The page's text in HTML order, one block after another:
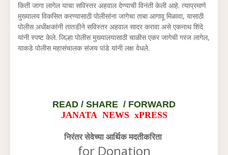
किती जागा लागेल याचा सविस्तर अहवाल देण्याची विनंती केली आहे. त्याप्रमाणे
मुख्यालय विकसित करण्यासाठी पोलीसांना जागेचा ताबा आगावू मिळावा, यासाठी
पोलीस अधीक्षकांनी तातडीने सविस्तर अहवाल सादर करावा असे एकनाथ शिंदे
यांनी स्पष्ट केले. जिल्हा पोलीस मुख्यालयासाठी चाळीस एकर जागेची गरज लागेल,
याकडे पोलीस महासंचालक संजय पांडे यांनी लक्ष वेधले.
READ / SHARE / FORWARD
JANATA NEWS xPRESS
निरंतर सेवेच्या आर्थिक मदतीकरिता
for Donation